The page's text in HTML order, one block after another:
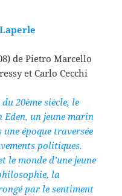
de Pietro Marcello
et Carlo Cecchi
20ème siècle, le
un jeune marin
époque traversée
politiques.
le monde d’une jeune
la
par le sentiment